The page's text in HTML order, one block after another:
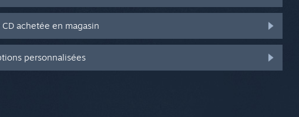
achetée en magasin
personnalisées